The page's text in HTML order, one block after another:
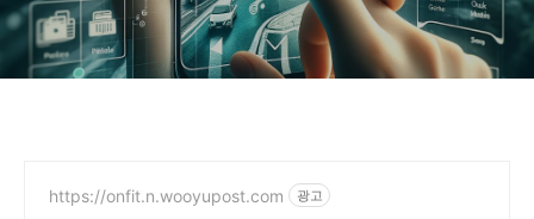
https://onfit.n.wooyupost.com 광고